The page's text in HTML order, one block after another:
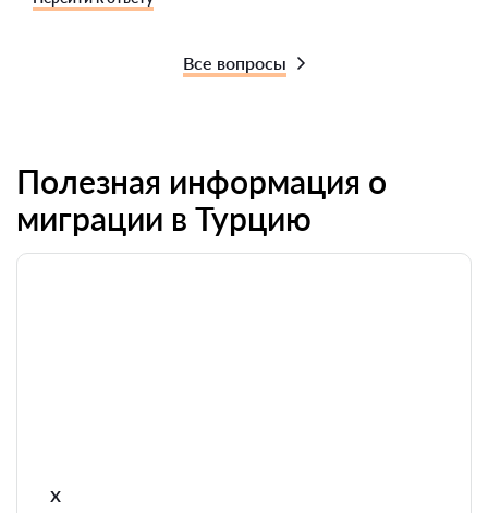
Все вопросы
Полезная информация о
миграции в Турцию
x